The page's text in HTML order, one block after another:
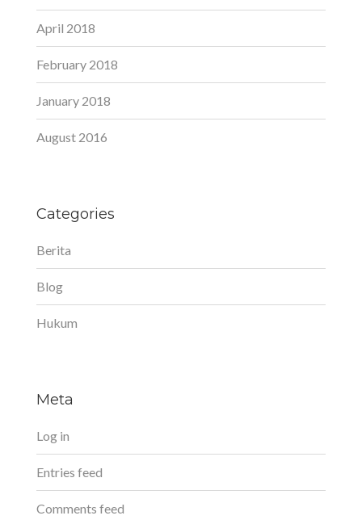
April 2018
February 2018
January 2018
August 2016
Categories
Berita
Blog
Hukum
Meta
Log in
Entries feed
Comments feed